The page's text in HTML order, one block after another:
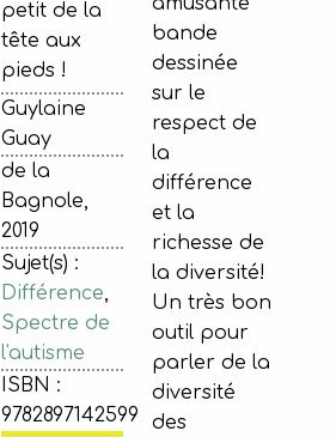
petit de la
tête aux
pieds !
Guylaine
Guay
de la
Bagnole,
2019
Sujet(s) :
Différence,
Spectre de
l'autisme
ISBN :
9782897142599
bande
dessinée
sur le
respect de
la
différence
et la
richesse de
la diversité!
Un très bon
outil pour
parler de la
diversité
des